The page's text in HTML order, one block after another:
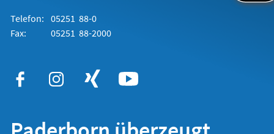
Telefon: 05251 88-0
Fax:
05251 88-2000